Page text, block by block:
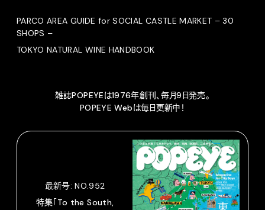
PARCO AREA GUIDE for SOCIAL CASTLE MARKET – 30
SHOPS –
TOKYO NATURAL WINE HANDBOOK
雑誌POPEYEは1976年創刊、毎月9日発売。
POPEYE Webは毎日更新中！
最新号: NO.952
特集「To the South,